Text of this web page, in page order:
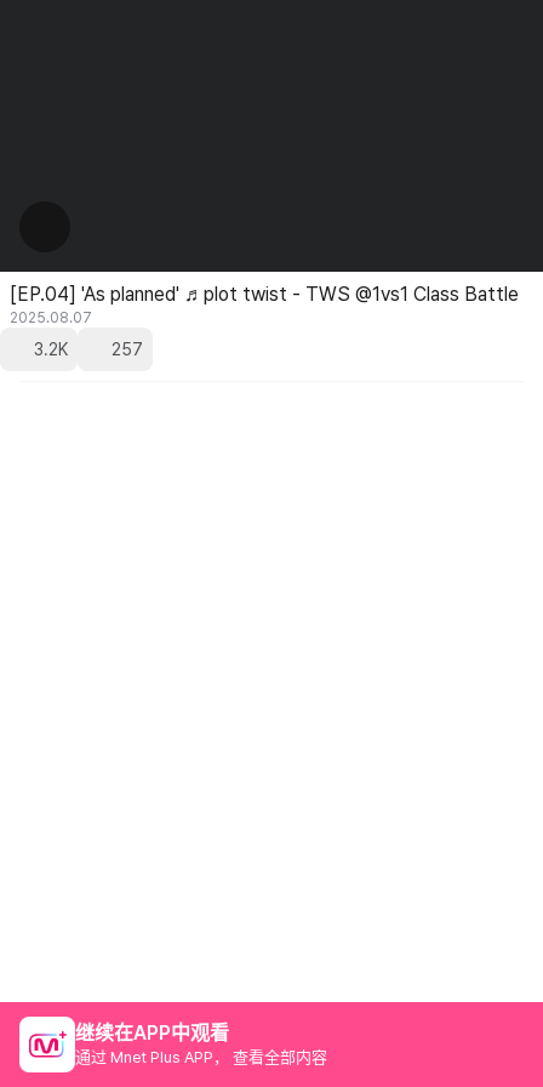
[EP.04] 'As planned' ♬plot twist - TWS @1vs1 Class Battle
2025.08.07
3.2K 257
继续在APP中观看
通过 Mnet Plus APP， 查看全部内容